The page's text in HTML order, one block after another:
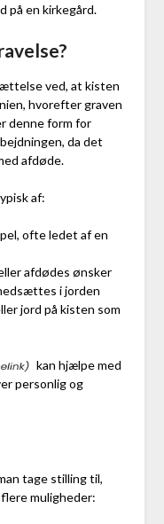
på en kirkegård.
ved, at kisten
hvorefter graven
denne form for
da det
afdøde.
af:
ofte ledet af en
afdødes ønsker
i jorden
jord på kisten som
kan hjælpe med
personlig og
tage stilling til,
muligheder: